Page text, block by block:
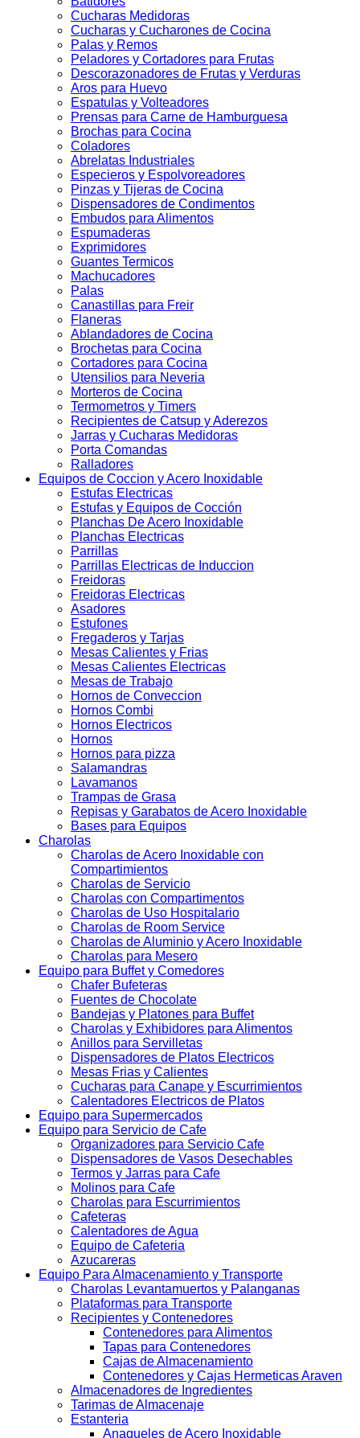
Cucharas Medidoras
Cucharas y Cucharones de Cocina
Palas y Remos
Peladores y Cortadores para Frutas
Descorazonadores de Frutas y Verduras
Aros para Huevo
Espatulas y Volteadores
Prensas para Carne de Hamburguesa
Brochas para Cocina
Coladores
Abrelatas Industriales
Especieros y Espolvoreadores
Pinzas y Tijeras de Cocina
Dispensadores de Condimentos
Embudos para Alimentos
Espumaderas
Exprimidores
Guantes Termicos
Machucadores
Palas
Canastillas para Freir
Flaneras
Ablandadores de Cocina
Brochetas para Cocina
Cortadores para Cocina
Utensilios para Neveria
Morteros de Cocina
Termometros y Timers
Recipientes de Catsup y Aderezos
Jarras y Cucharas Medidoras
Porta Comandas
Ralladores
Equipos de Coccion y Acero Inoxidable
Estufas Electricas
Estufas y Equipos de Cocción
Planchas De Acero Inoxidable
Planchas Electricas
Parrillas
Parrillas Electricas de Induccion
Freidoras
Freidoras Electricas
Asadores
Estufones
Fregaderos y Tarjas
Mesas Calientes y Frias
Mesas Calientes Electricas
Mesas de Trabajo
Hornos de Conveccion
Hornos Combi
Hornos Electricos
Hornos
Hornos para pizza
Salamandras
Lavamanos
Trampas de Grasa
Repisas y Garabatos de Acero Inoxidable
Bases para Equipos
Charolas
Charolas de Acero Inoxidable con
Compartimientos
Charolas de Servicio
Charolas con Compartimentos
Charolas de Uso Hospitalario
Charolas de Room Service
Charolas de Aluminio y Acero Inoxidable
Charolas para Mesero
Equipo para Buffet y Comedores
Chafer Bufeteras
Fuentes de Chocolate
Bandejas y Platones para Buffet
Charolas y Exhibidores para Alimentos
Anillos para Servilletas
Dispensadores de Platos Electricos
Mesas Frias y Calientes
Cucharas para Canape y Escurrimientos
Calentadores Electricos de Platos
Equipo para Supermercados
Equipo para Servicio de Cafe
Organizadores para Servicio Cafe
Dispensadores de Vasos Desechables
Termos y Jarras para Cafe
Molinos para Cafe
Charolas para Escurrimientos
Cafeteras
Calentadores de Agua
Equipo de Cafeteria
Azucareras
Equipo Para Almacenamiento y Transporte
Charolas Levantamuertos y Palanganas
Plataformas para Transporte
Recipientes y Contenedores
Contenedores para Alimentos
Tapas para Contenedores
Cajas de Almacenamiento
Contenedores y Cajas Hermeticas Araven
Almacenadores de Ingredientes
Tarimas de Almacenaje
Estanteria
Anaqueles de Acero Inoxidable